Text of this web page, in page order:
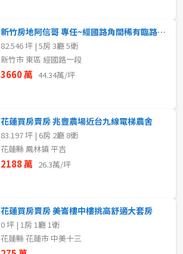
3房
5房以上
5 年以下
新竹房地阿信哥 專任~經國路角間稀有臨路大面寬電梯透天住店
82.546 坪 | 5房 3廳 5衛
新竹市 東區 經國路一段
3660 萬 44.34萬/坪
花蓮買房賣房 兆豐農場近台九線電梯農舍
83.197 坪 | 6房 2廳 8衛
花蓮縣 鳳林鎮 平吉
2188 萬 26.3萬/坪
花蓮買房賣房 美崙樓中樓挑高舒適大套房
0 坪 | 1房 1廳 1衛
花蓮縣 花蓮市 中美十三